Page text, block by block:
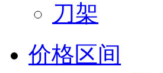
刀架
价格区间